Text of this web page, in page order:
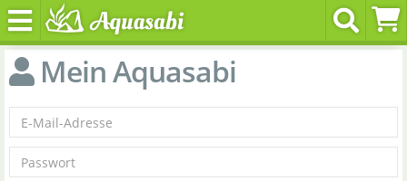
Mein Aquasabi